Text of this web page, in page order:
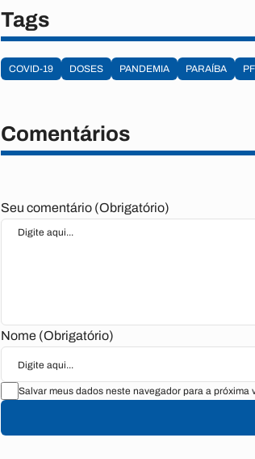
Tags
COVID-19 DOSES PANDEMIA PARAÍBA
Comentários
Seu comentário (Obrigatório)
Nome (Obrigatório)
Salvar meus dados neste navegador para a próxima